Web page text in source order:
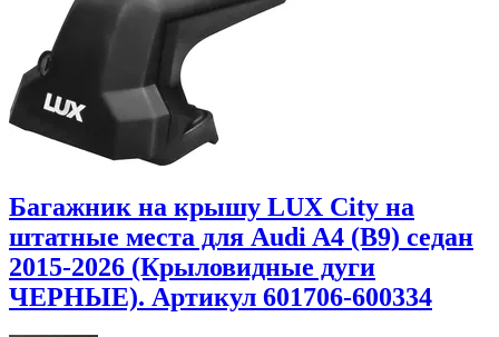
Багажник на крышу LUX City на
штатные места для Audi A4 (B9) седан
2015-2026 (Крыловидные дуги
ЧЕРНЫЕ). Артикул 601706-600334